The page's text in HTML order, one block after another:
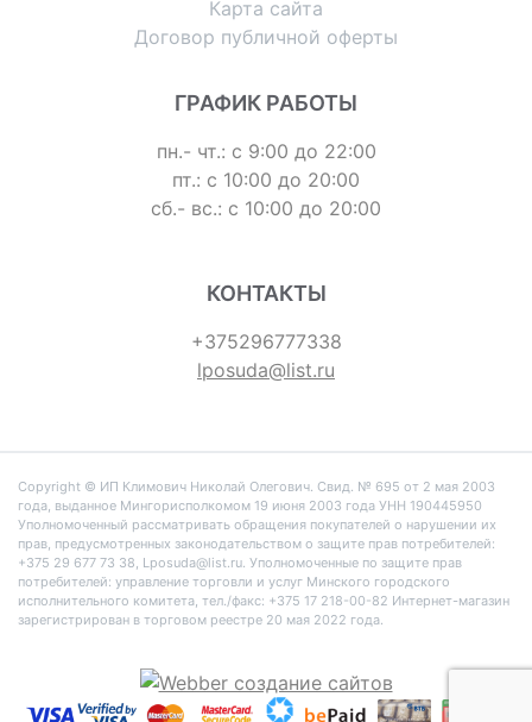
Карта сайта
Договор публичной оферты
ГРАФИК РАБОТЫ
пн.- чт.: с 9:00 до 22:00
пт.: с 10:00 до 20:00
сб.- вс.: с 10:00 до 20:00
КОНТАКТЫ
+375296777338
lposuda@list.ru
Copyright © ИП Климович Николай Олегович. Cвид. № 695 от 2 мая 2003
года, выданное Мингорисполкомом 19 июня 2003 года УНН 190445950
Уполномоченный рассматривать обращения покупателей о нарушении их
прав, предусмотренных законодательством о защите прав потребителей:
+375 29 677 73 38, Lposuda@list.ru. Уполномоченные по защите прав
потребителей: управление торговли и услуг Минского городского
исполнительного комитета, тел./факс: +375 17 218-00-82 Интернет-магазин
зарегистрирован в торговом реестре 20 мая 2022 года.